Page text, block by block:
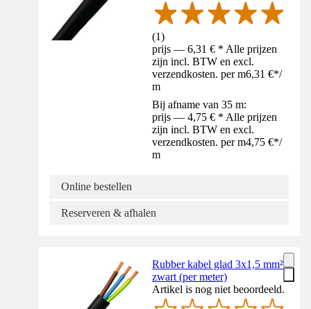
(1)
prijs — 6,31 € * Alle prijzen
zijn incl. BTW en excl.
verzendkosten. per m6,31 €*/
m
Bij afname van 35 m:
prijs — 4,75 € * Alle prijzen
zijn incl. BTW en excl.
verzendkosten. per m4,75 €*/
m
Online bestellen
Reserveren & afhalen
Rubber kabel glad 3x1,5 mm²
zwart (per meter)
Artikel is nog niet beoordeeld.